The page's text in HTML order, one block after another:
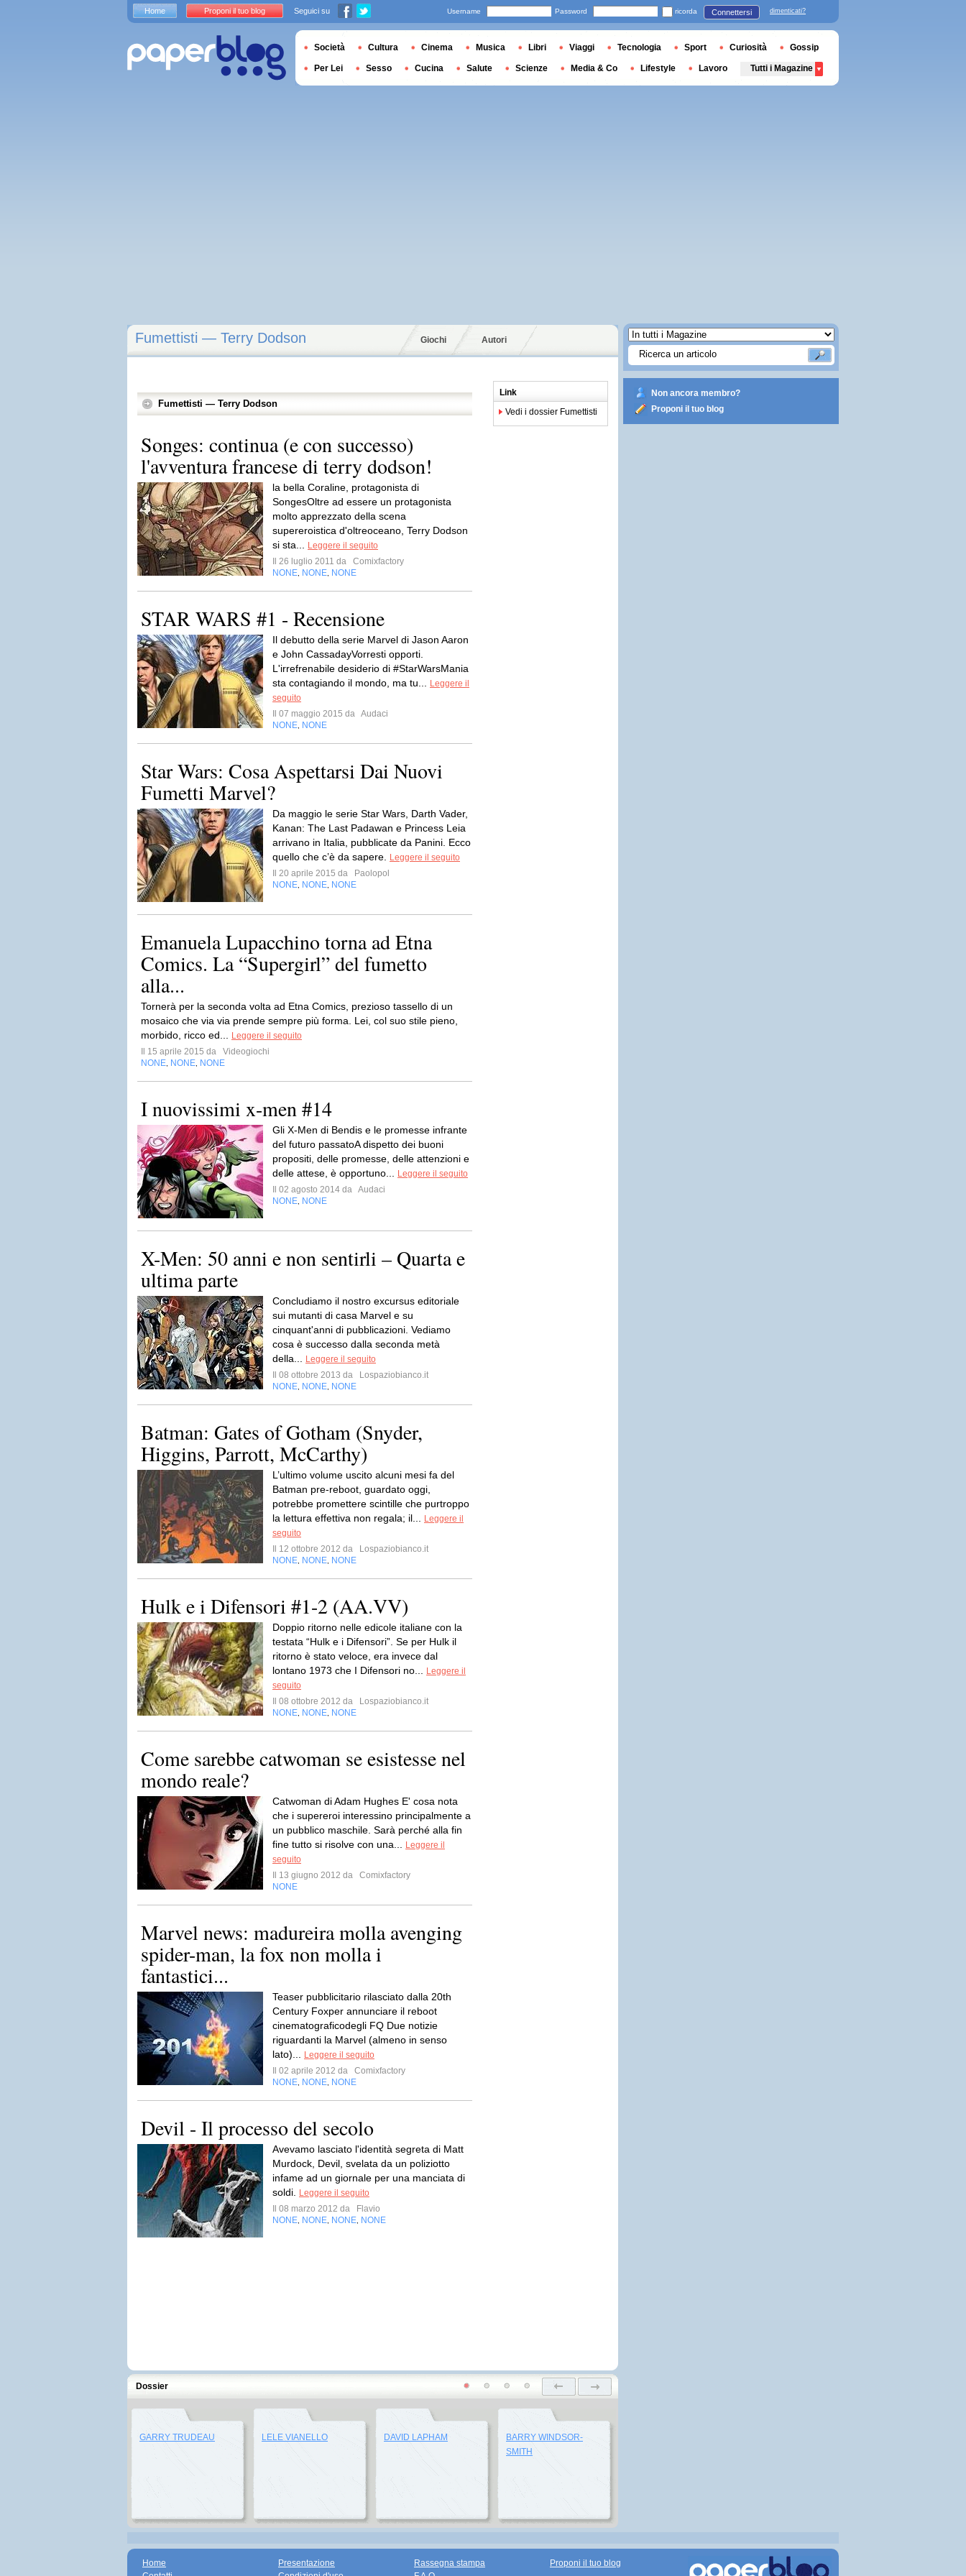
Fumettisti — Terry Dodson Giochi Autori
Fumettisti — Terry Dodson
Songes: continua (e con successo)
l'avventura francese di terry dodson!
la bella Coraline, protagonista di
SongesOltre ad essere un protagonista
molto apprezzato della scena
supereroistica d'oltreoceano, Terry Dodson
si sta...
Leggere il seguito
Il 26 luglio 2011 da
Comixfactory
NONE NONE NONE
STAR WARS #1 - Recensione
Il debutto della serie Marvel di Jason Aaron
e John CassadayVorresti opporti.
L'irrefrenabile desiderio di #StarWarsMania
sta contagiando il mondo, ma tu...
Leggere il
seguito
Il 07 maggio 2015 da Audaci
NONE NONE
Star Wars: Cosa Aspettarsi Dai Nuovi
Fumetti Marvel?
Da maggio le serie Star Wars, Darth Vader,
Kanan: The Last Padawan e Princess Leia
arrivano in Italia, pubblicate da Panini. Ecco
quello che c’è da sapere.
Leggere il seguito
Il 20 aprile 2015 da
Paolopol
NONE NONE NONE
Emanuela Lupacchino torna ad Etna
Comics. La “Supergirl” del fumetto
alla...
Tornerà per la seconda volta ad Etna Comics, prezioso tassello di un
mosaico che via via prende sempre più forma. Lei, col suo stile pieno,
morbido, ricco ed...
Leggere il seguito
Il 15 aprile 2015 da
Videogiochi
NONE NONE NONE
I nuovissimi x-men #14
Gli X-Men di Bendis e le promesse infrante
del futuro passatoA dispetto dei buoni
propositi, delle promesse, delle attenzioni e
delle attese, è opportuno...
Leggere il seguito
Il 02 agosto 2014 da Audaci
NONE NONE
X-Men: 50 anni e non sentirli – Quarta e
ultima parte
Concludiamo il nostro excursus editoriale
sui mutanti di casa Marvel e su
cinquant'anni di pubblicazioni. Vediamo
cosa è successo dalla seconda metà
della...
Leggere il seguito
Il 08 ottobre 2013 da
Lospaziobianco.it
NONE NONE NONE
Batman: Gates of Gotham (Snyder,
Higgins, Parrott, McCarthy)
L’ultimo volume uscito alcuni mesi fa del
Batman pre-reboot, guardato oggi,
potrebbe promettere scintille che purtroppo
la lettura effettiva non regala; il...
Leggere il
seguito
Il 12 ottobre 2012 da
Lospaziobianco.it
NONE NONE NONE
Hulk e i Difensori #1-2 (AA.VV)
Doppio ritorno nelle edicole italiane con la
testata “Hulk e i Difensori”. Se per Hulk il
ritorno è stato veloce, era invece dal
lontano 1973 che I Difensori no...
Leggere il
seguito
Il 08 ottobre 2012 da
Lospaziobianco.it
NONE NONE NONE
Come sarebbe catwoman se esistesse nel
mondo reale?
Catwoman di Adam Hughes E' cosa nota
che i supereroi interessino principalmente a
un pubblico maschile. Sarà perché alla fin
fine tutto si risolve con una...
Leggere il
seguito
Il 13 giugno 2012 da
Comixfactory
NONE
Marvel news: madureira molla avenging
spider-man, la fox non molla i
fantastici...
Teaser pubblicitario rilasciato dalla 20th
Century Foxper annunciare il reboot
cinematograficodegli FQ Due notizie
riguardanti la Marvel (almeno in senso
lato)...
Leggere il seguito
Il 02 aprile 2012 da
Comixfactory
NONE NONE NONE
Devil - Il processo del secolo
Avevamo lasciato l'identità segreta di Matt
Murdock, Devil, svelata da un poliziotto
infame ad un giornale per una manciata di
soldi.
Leggere il seguito
Il 08 marzo 2012 da
Flavio
NONE NONE NONE NONE
Link
Vedi i dossier Fumettisti
Dossier
GARRY TRUDEAU LELE VIANELLO DAVID LAPHAM
BARRY WINDSOR-
SMITH
Non ancora membro?
Proponi il tuo blog
Home Proponi il tuo blog Seguici su Username Password ricorda Connettersi dimenticati?
Società Cultura Cinema Musica Libri Viaggi Tecnologia Sport Curiosità Gossip
Per Lei Sesso Cucina Salute Scienze Media & Co Lifestyle Lavoro Tutti i Magazine
Home
Presentazione
Rassegna stampa
Proponi il tuo blog